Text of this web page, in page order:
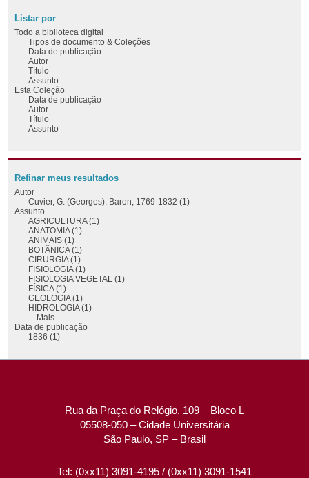
Listar por
Todo a biblioteca digital
Tipos de documento & Coleções
Data de publicação
Autor
Título
Assunto
Esta Coleção
Data de publicação
Autor
Título
Assunto
Refinar meus resultados
Autor
Cuvier, G. (Georges), Baron, 1769-1832 (1)
Assunto
AGRICULTURA (1)
ANATOMIA (1)
ANIMAIS (1)
BOTÂNICA (1)
CIRURGIA (1)
FISIOLOGIA (1)
FISIOLOGIA VEGETAL (1)
FÍSICA (1)
GEOLOGIA (1)
HIDROLOGIA (1)
... Mais
Data de publicação
1836 (1)
Rua da Praça do Relógio, 109 – Bloco L
05508-050 – Cidade Universitária
São Paulo, SP – Brasil
Tel: (0xx11) 3091-4195 / (0xx11) 3091-1541